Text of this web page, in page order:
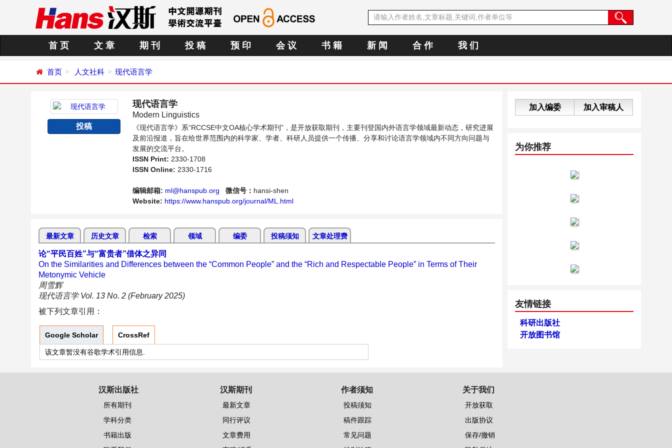
首 页 文 章 期 刊 投 稿 预 印 会 议 书 籍 新 闻 合 作 我 们
首页 人文社科 现代语言学
投稿
现代语言学
Modern Linguistics
《现代语言学》系“RCCSE中文OA核心学术期刊”，是开放获取期刊，主要刊登国内外语言学领域最新动态，研究进展
及前沿报道，旨在给世界范围内的科学家、学者、科研人员提供一个传播、分享和讨论语言学领域内不同方向问题与
发展的交流平台。
ISSN Print: 2330-1708
ISSN Online: 2330-1716
编辑邮箱: ml@hanspub.org 微信号： hansi-shen
Website: https://www.hanspub.org/journal/ML.html
最新文章 历史文章 检索 领域 编委 投稿须知 文章处理费
论“平民百姓”与“富贵者”借体之异同
On the Similarities and Differences between the “Common People” and the “Rich and Respectable People” in Terms of Their
Metonymic Vehicle
周雪辉
现代语言学 Vol. 13 No. 2 (February 2025)
被下列文章引用：
Google Scholar CrossRef
该文章暂没有谷歌学术引用信息.
加入编委 加入审稿人
为你推荐
友情链接
科研出版社
开放图书馆
汉斯出版社
所有期刊
学科分类
书籍出版
汉斯期刊
最新文章
同行评议
文章费用
作者须知
投稿须知
稿件跟踪
常见问题
关于我们
开放获取
出版协议
保存/撤销